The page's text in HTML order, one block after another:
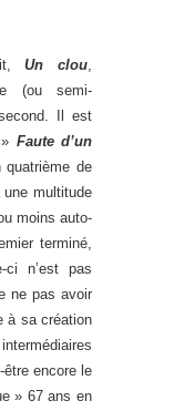
Un clou
(ou semi-
Il est
Faute d’un
quatrième de
multitude
moins auto-
terminé,
ci n’est pas
ne pas avoir
à sa création
être encore le
» 67 ans en